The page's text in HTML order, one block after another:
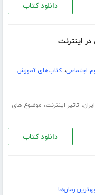
دانلود کتاب
ای‍ن‍ت‍رن‍ت
اجتماعی،کتاب‌های آموزش
، تاثیر اینترنت، موضوع های
دانلود کتاب
رمان‌ها